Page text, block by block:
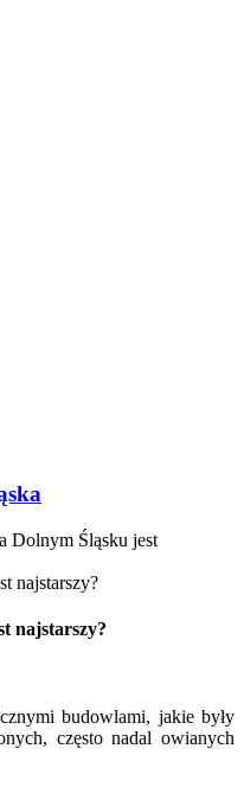
Dolnym Śląsku jest
najstarszy?
budowlami, jakie były
często nadal owianych